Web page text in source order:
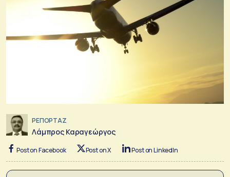
ΡΕΠΟΡΤΑΖ
Λάμπρος Καραγεώργος
Post on Facebook Post on X Post on LinkedIn